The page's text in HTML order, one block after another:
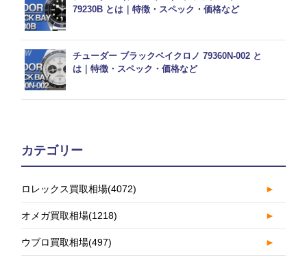
79230B とは｜特徴・スペック・価格など
チューダー ブラックベイクロノ 79360N-002 と
は｜特徴・スペック・価格など
カテゴリー
ロレックス買取相場(4072) ►
オメガ買取相場(1218) ►
ウブロ買取相場(497) ►